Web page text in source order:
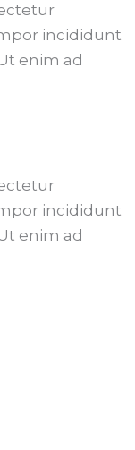
incididunt
enim ad
incididunt
enim ad